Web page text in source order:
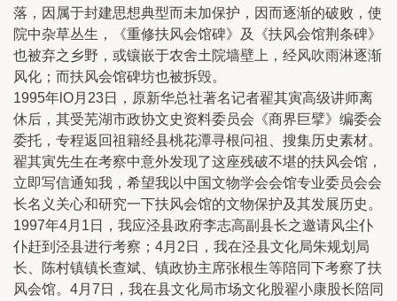
落，因属于封建思想典型而未加保护，因而逐渐的破败，使
院中杂草丛生，《重修扶风会馆碑》及《扶风会馆荆条碑》
也被弃之乡野，或镶嵌于农舍土院墙壁上，经风吹雨淋逐渐
风化；而扶风会馆碑坊也被拆毁。
1995年lO月23日，原新华总社著名记者翟其寅高级讲师离
休后，其受芜湖市政协文史资料委员会《商界巨擘》编委会
委托，专程返回祖籍经县桃花潭寻根问祖、搜集历史素材。
翟其寅先生在考察中意外发现了这座残破不堪的扶风会馆，
立即写信通知我，希望我以中国文物学会会馆专业委员会会
长名义关心和研究一下扶风会馆的文物保护及其发展历史。
1997年4月1日，我应泾县政府李志高副县长之邀请风尘仆
仆赶到泾县进行考察；4月2日，我在泾县文化局朱规划局
长、陈村镇镇长查斌、镇政协主席张根生等陪同下考察了扶
风会馆。4月7日，我在县文化局市场文化股翟小康股长陪同